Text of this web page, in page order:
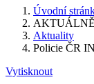
Úvodní
AKTUÁLNĚ
Aktuality
Policie ČR
Vytisknout